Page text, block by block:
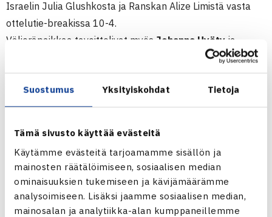
Suostumus Yksityiskohdat Tietoja
Tämä sivusto käyttää evästeitä
Käytämme evästeitä tarjoamamme sisällön ja
mainosten räätälöimiseen, sosiaalisen median
ominaisuuksien tukemiseen ja kävijämäärämme
analysoimiseen. Lisäksi jaamme sosiaalisen median,
mainosalan ja analytiikka-alan kumppaneillemme
Israelin Julia Glushkosta ja Ranskan Alize Limistä vasta
ottelutie-breakissa 10-4.
Välieräpaikkaa tavoittelivat myös Johanna Hyöty ja
, jotta kakkosiksi sijoitetut Timea Babos
ja Ukrainen Irina Buryachok eivät antaneet yllättää
itseään, vaan ottivat helposti 6-0, 6-2 voiton.
Kaksinpeleissä kärkiammattilaisemme kokivat tappion
Gavrikovalle ja Emma Laine torstaina Kroatian Ana
Vrljicille 5-7, 4-6.
Emman tappio tuli hieman harmittavasti, sillä hän johti
ensimmäistä erää 5-0, mutta Vrjlic hallitsi ottelua sen